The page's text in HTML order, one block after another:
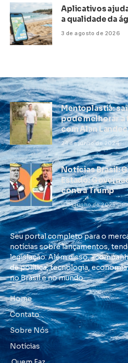
Aplicativos
a qualidade da
3 de agosto de 2026
Mentoplastia:
pode melhorar
com Alan
24 de junho de 2024
Notícias Brasil:
Estado:
contra Trump
9 de junho de 2025
Seu portal completo para o
notícias sobre lançamentos,
legislação. Além disso,
de política, tecnologia,
no Brasil e no mundo.
Home
Contato
Sobre Nós
Notícias